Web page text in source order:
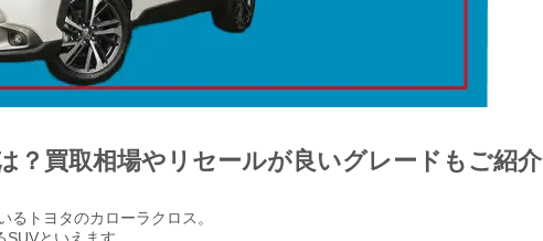
？買取相場やリセールが良いグレードもご紹介
トヨタのカローラクロス。